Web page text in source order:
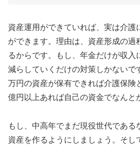
資産運用ができていれば、実は介護
ができます。理由は、資産形成の過
るからです。もし、年金だけが収入
減らしていくだけの対策しかないで
万円の資産が保有できれば介護保険
億円以上あれば自己の資金でなんと
もし、中高年でまだ現役世代である
資産を作るようにしましょう。そし